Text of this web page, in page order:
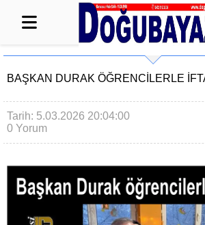
BAŞKAN DURAK ÖĞRENCILERLE
Tarih: 5.03.2026 20:04:00
0 Yorum